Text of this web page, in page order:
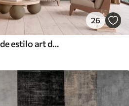
26
Geometría abstracta de estilo art déco con efecto retro